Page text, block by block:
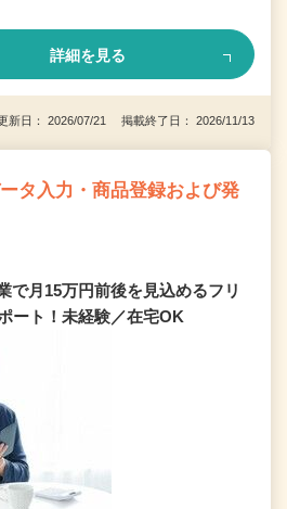
詳細を見る
新日： 2026/07/21 掲載終了日： 2026/11/13
タ入力・商品登録および発
で月15万円前後を見込めるフリ
ート！未経験／在宅OK